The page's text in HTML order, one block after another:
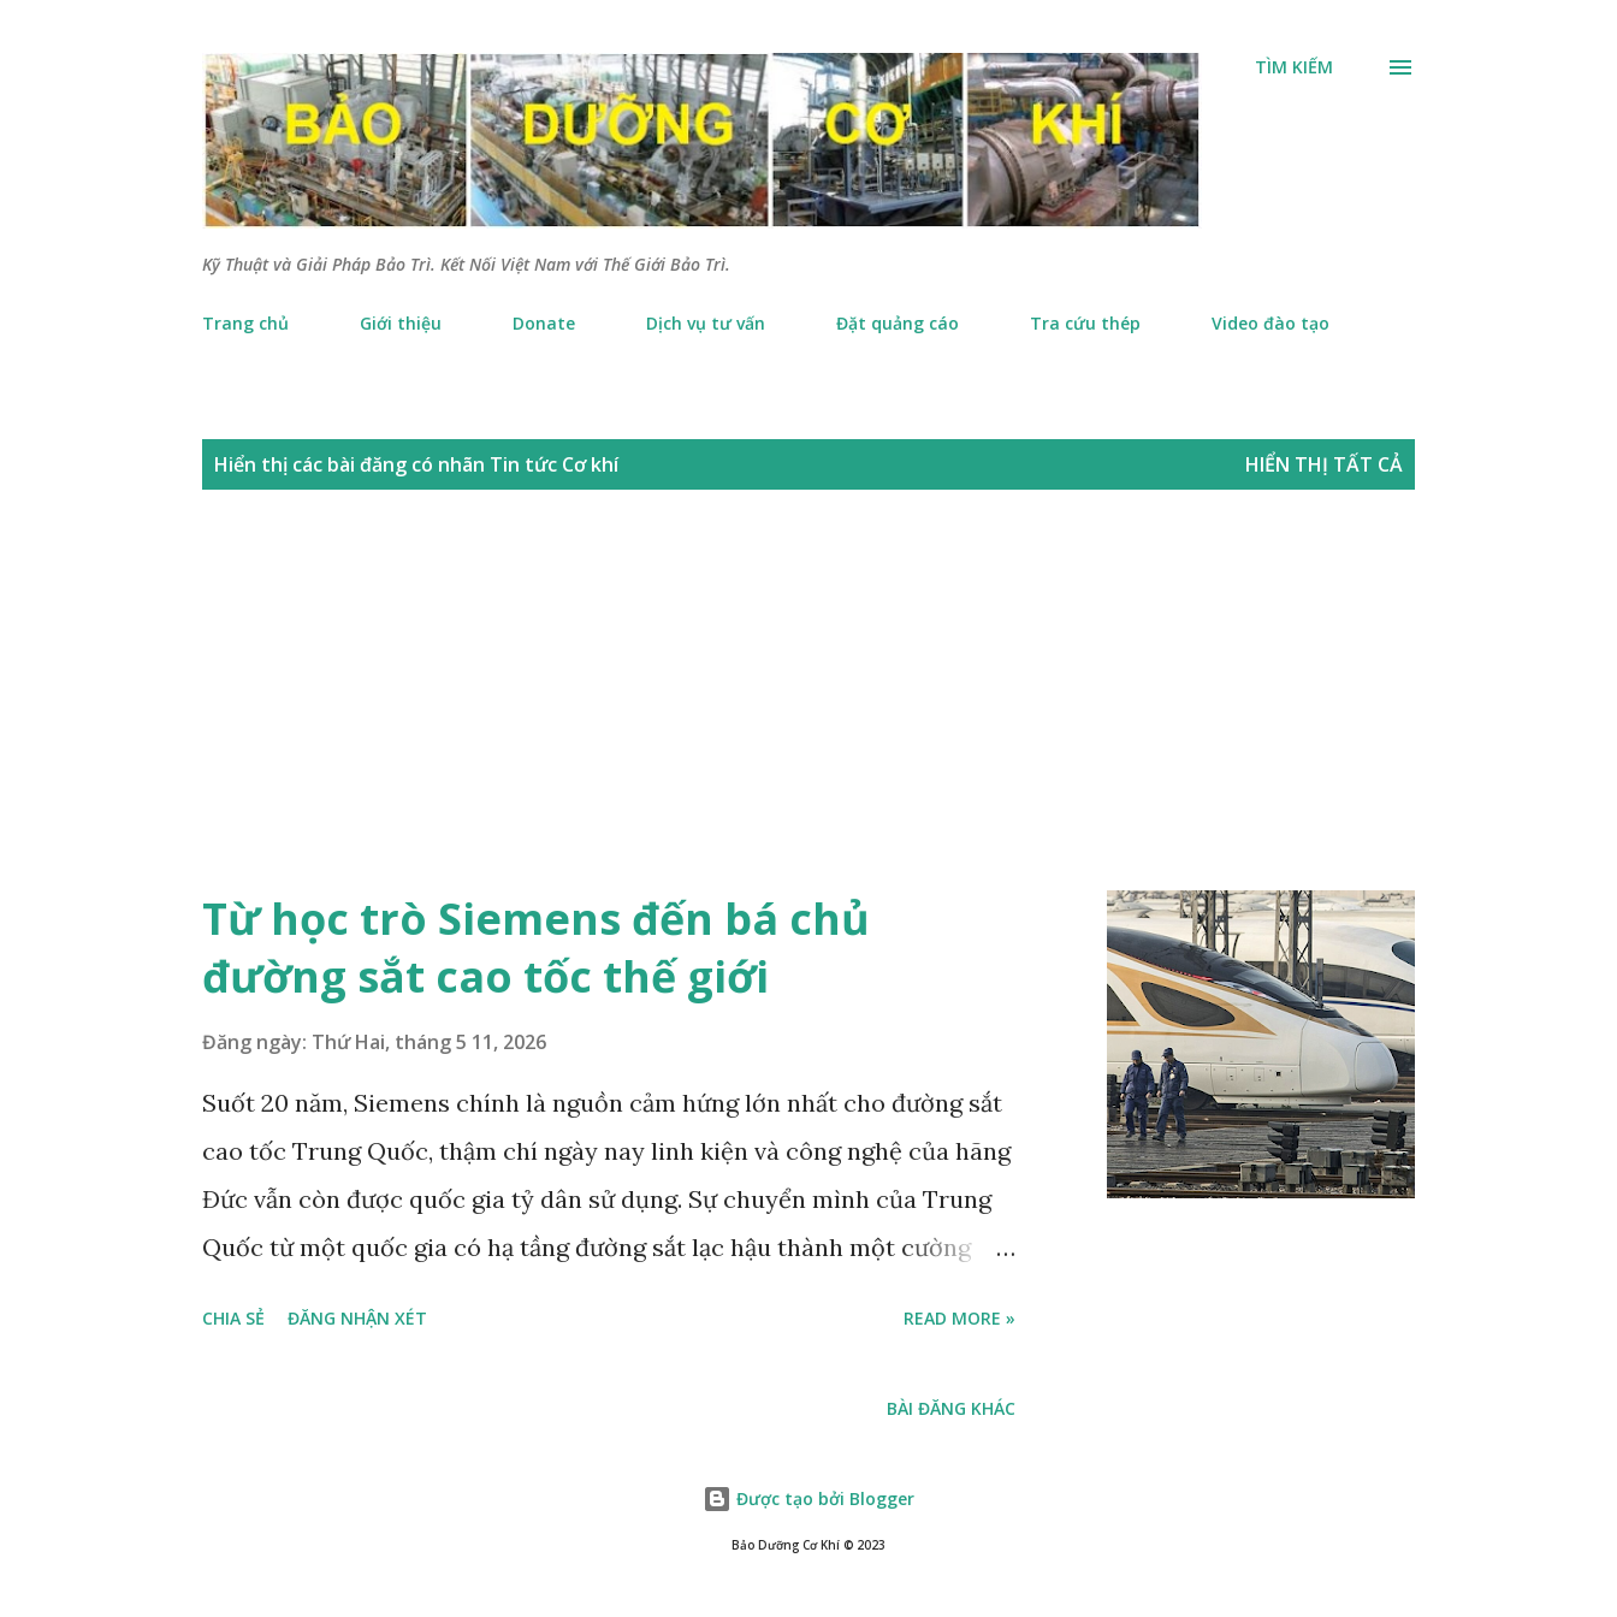
Kỹ Thuật và Giải Pháp Bảo Trì. Kết Nối Việt Nam với Thế Giới Bảo Trì.
TÌM KIẾM
Trang chủ Giới thiệu Donate Dịch vụ tư vấn Đặt quảng cáo Tra cứu thép Video đào tạo
Hiển thị các bài đăng có nhãn Tin tức Cơ khí HIỂN THỊ TẤT CẢ
Từ học trò Siemens đến bá chủ
đường sắt cao tốc thế giới
Đăng ngày: Thứ Hai, tháng 5 11, 2026
Suốt 20 năm, Siemens chính là nguồn cảm hứng lớn nhất cho đường sắt
cao tốc Trung Quốc, thậm chí ngày nay linh kiện và công nghệ của hãng
Đức vẫn còn được quốc gia tỷ dân sử dụng. Sự chuyển mình của Trung
Quốc từ một quốc gia có hạ tầng đường sắt lạc hậu thành một cường
cuối năm 2014, Trung Quốc đã vận hành hơn 19.369 km đường sắt cao
thế giới cộng lại. Tuy nhiên, đằng sau những con số khổng lồ và những
đoàn tàu mang tên "Phục Hưng" (Fuxing) tự hào là sản phẩm trí tuệ
CHIA SẺ ĐĂNG NHẬN XÉT READ MORE »
BÀI ĐĂNG KHÁC
Được tạo bởi Blogger
Bảo Dưỡng Cơ Khí ©️ 2023